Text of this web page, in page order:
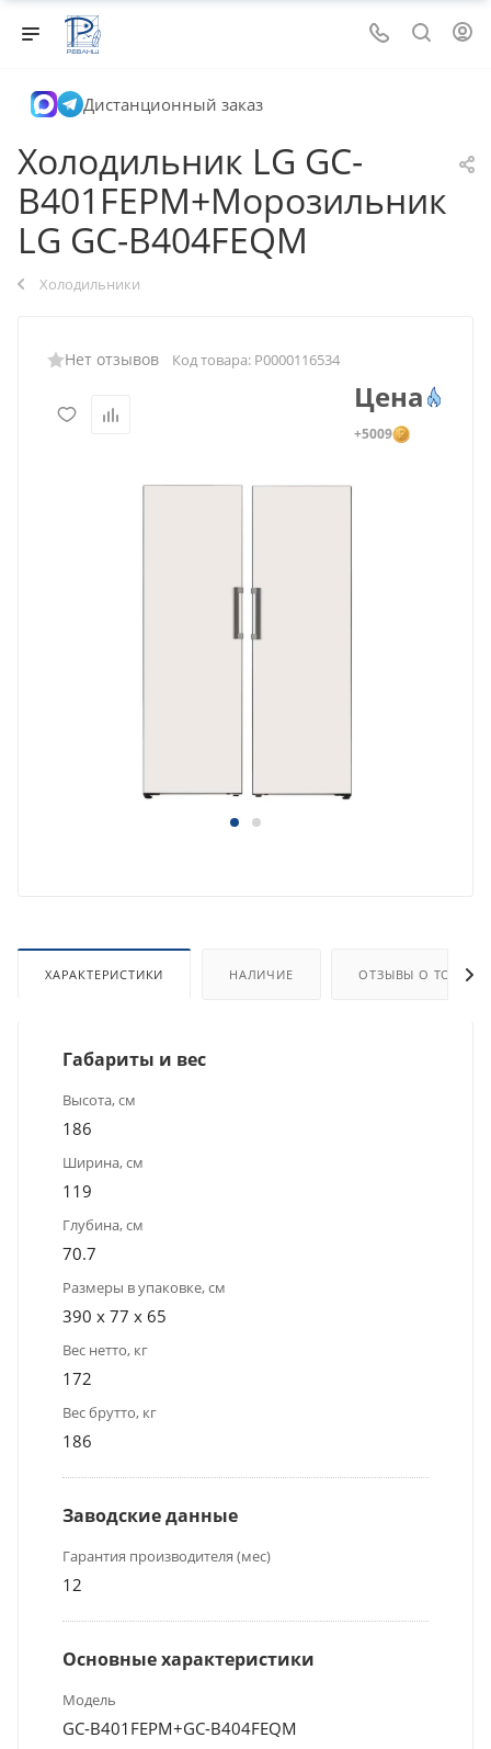
Дистанционный заказ
Холодильник LG GC-
B401FEPM+Морозильник
LG GC-B404FEQM
Холодильники
Нет отзывов Код товара: Р0000116534
Цена
+5009
ХАРАКТЕРИСТИКИ НАЛИЧИЕ ОТЗЫВЫ О ТОВАРЕ
Габариты и вес
Высота, см
186
Ширина, см
119
Глубина, см
70.7
Размеры в упаковке, см
390 x 77 x 65
Вес нетто, кг
172
Вес брутто, кг
186
Заводские данные
Гарантия производителя (мес)
12
Основные характеристики
Модель
GC-B401FEPM+GC-B404FEQM